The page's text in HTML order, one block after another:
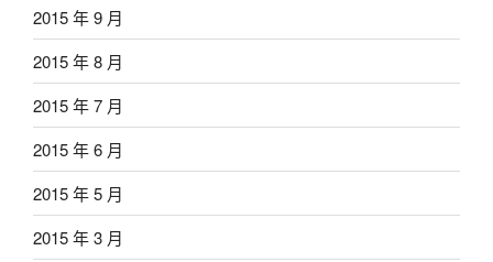
2015 年 9 月
2015 年 8 月
2015 年 7 月
2015 年 6 月
2015 年 5 月
2015 年 3 月